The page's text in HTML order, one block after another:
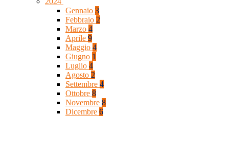
Gennaio 3
Febbraio 2
Marzo 4
Aprile 9
Maggio 4
Giugno 1
Luglio 4
Agosto 2
Settembre 4
Ottobre 8
Novembre 8
Dicembre 6